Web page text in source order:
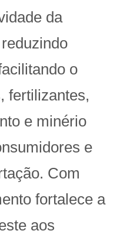
da
o
fertilizantes,
e minério
e
Com
fortalece a
aos